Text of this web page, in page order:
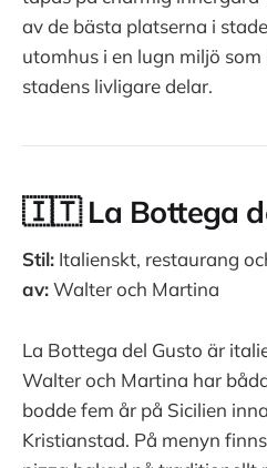
av de bästa platserna i
utomhus i en lugn miljö
stadens livligare delar.
🇮🇹 La Bottega
Stil: Italienskt, restaurang
av:Walter och Martina
La Bottega del Gusto är
Walter och Martina har
bodde fem år på Sicilien
Kristianstad. På menyn